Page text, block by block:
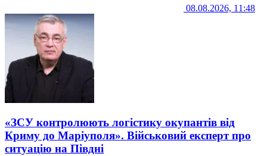
08.08.2026, 11:48
«ЗСУ контролюють логістику окупантів від
Криму до Маріуполя». Військовий експерт про
ситуацію на Півдні